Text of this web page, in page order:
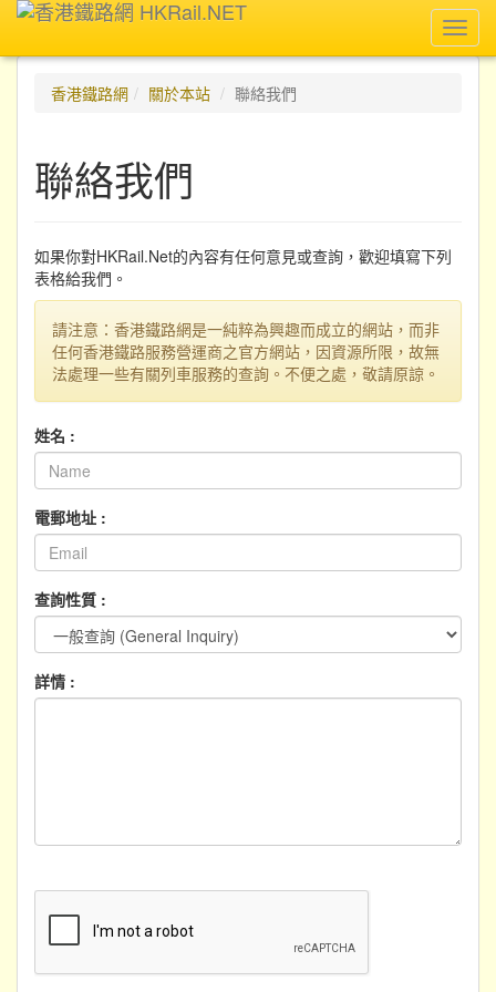
香港鐵路網
關於本站 聯絡我們
聯絡我們
如果你對HKRail.Net的內容有任何意見或查詢，歡迎填寫下列
表格給我們。
請注意：香港鐵路網是一純粹為興趣而成立的網站，而非
任何香港鐵路服務營運商之官方網站，因資源所限，故無
法處理一些有關列車服務的查詢。不便之處，敬請原諒。
姓名 :
電郵地址 :
查詢性質 :
詳情 :